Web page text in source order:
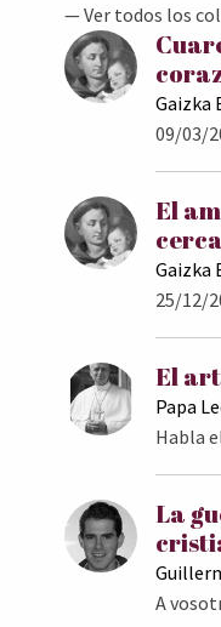
Gaizka
09/03/
El
Gaizka
25/12/
El
Papa
Habla
La
A
— Ver todos los